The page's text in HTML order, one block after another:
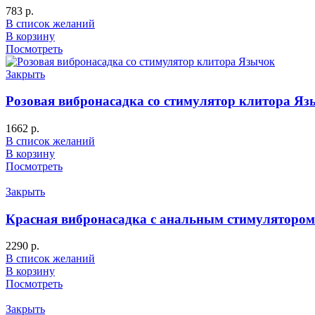
783 р.
В список желаний
В корзину
Посмотреть
Закрыть
Розовая вибронасадка со стимулятор клитора
1662 р.
В список желаний
В корзину
Посмотреть
Закрыть
Красная вибронасадка с анальным стимулятором
2290 р.
В список желаний
В корзину
Посмотреть
Закрыть